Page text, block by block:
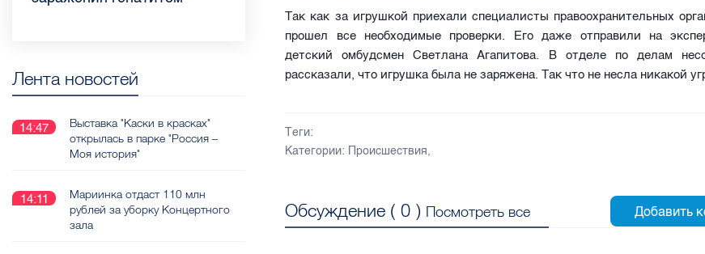
Так как за игрушкой приехали специалисты правоохранительных
прошел все необходимые проверки. Его даже отправили на
детский омбудсмен Светлана Агапитова. В отделе по делам
рассказали, что игрушка была не заряжена. Так что не несла никакой
Теги:
Категории: Происшествия,
Обсуждение (0 ) Посмотреть все
Лента новостей
14:47
Выставка "Каски в красках"
открылась в парке "Россия –
Моя история"
14:11
Мариинка отдаст 110 млн
рублей за уборку Концертного
зала